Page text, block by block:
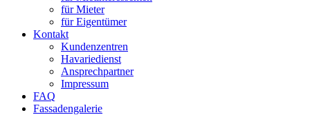
für Mieter
für Eigentümer
Kontakt
Kundenzentren
Havariedienst
Ansprechpartner
Impressum
FAQ
Fassadengalerie